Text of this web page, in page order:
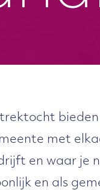
bieden
met
en waar je
en als